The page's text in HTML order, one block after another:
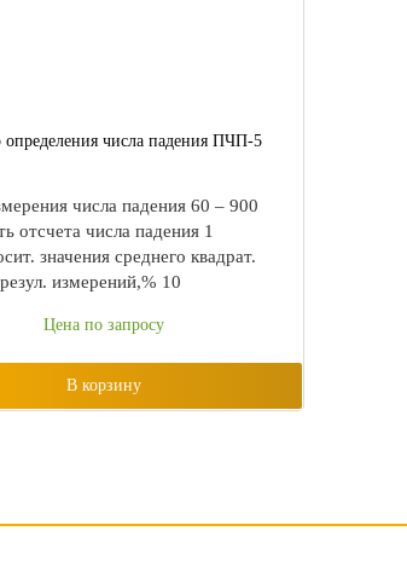
числа падения ПЧП-5
числа падения 60 – 900
отсчета числа падения 1
значения среднего квадрат.
измерений,% 10
Цена по запросу
В корзину